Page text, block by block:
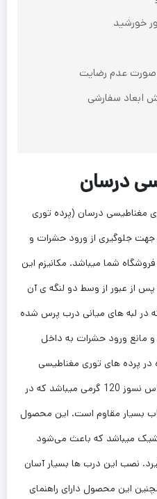
خورشید
عدم رضایت
ابعاد سفارشی
درسان
مغناطیسی درسان (پرده توری
جهت جلوگیری از ورود حشرات و
شما میباشد. مکانیزم این
از عبور از وسط دو لنگه ی آن
در لبه های میانی درب پرس شده
مانع ورود حشرات به داخل
پرده های توری مغناطیسی
درسان از بهترین نوع توری فایبر گلاس نسوز 120 گرمی میباشد که در
بسیار مقاوم است. این محصول
و شیک میباشد که باعث می‌شود
نصب این درب ها بسیار آسان
این محصول دارای راهنمای